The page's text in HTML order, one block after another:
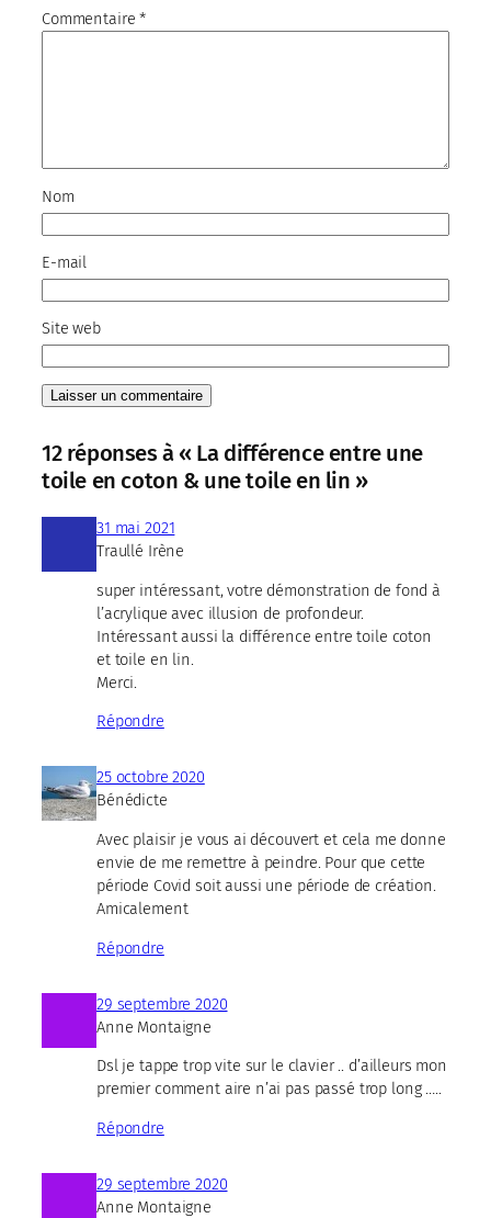
Commentaire*
Nom
E-mail
Site web
12 réponses à « La différence entre une
toile en coton & une toile en lin »
31 mai 2021
Traullé Irène
super intéressant, votre démonstration de fond à
l’acrylique avec illusion de profondeur.
Intéressant aussi la différence entre toile coton
et toile en lin.
Merci.
Répondre
25 octobre 2020
Bénédicte
Avec plaisir je vous ai découvert et cela me donne
envie de me remettre à peindre. Pour que cette
période Covid soit aussi une période de création.
Amicalement
Répondre
29 septembre 2020
Anne Montaigne
Dsl je tappe trop vite sur le clavier .. d’ailleurs mon
premier comment aire n’ai pas passé trop long …..
Répondre
29 septembre 2020
Anne Montaigne